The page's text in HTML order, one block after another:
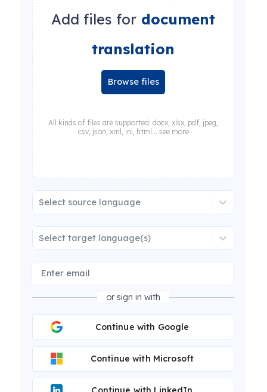
Add files for document
translation
Browse files
All kinds of files are supported: docx, xlsx, pdf, jpeg,
csv, json, xml, ini, html... see more
Select source language
Select target language(s)
or sign in with
Continue with Google
Continue with Microsoft